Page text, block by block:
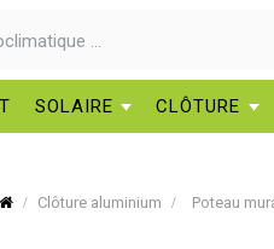
SOLAIRE CLÔTURE
Clôture aluminium Poteau